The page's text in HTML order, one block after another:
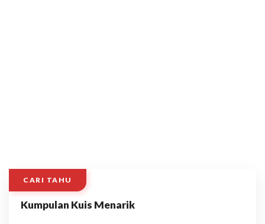
CARI TAHU
Kumpulan Kuis Menarik